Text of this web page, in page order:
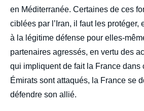
en Méditerranée. Certaines de ces
ciblées par l’Iran, il faut les protéger,
à la légitime défense pour elles-
partenaires agressés, en vertu des
qui impliquent de fait la France dans
Émirats sont attaqués, la France se
défendre son allié.